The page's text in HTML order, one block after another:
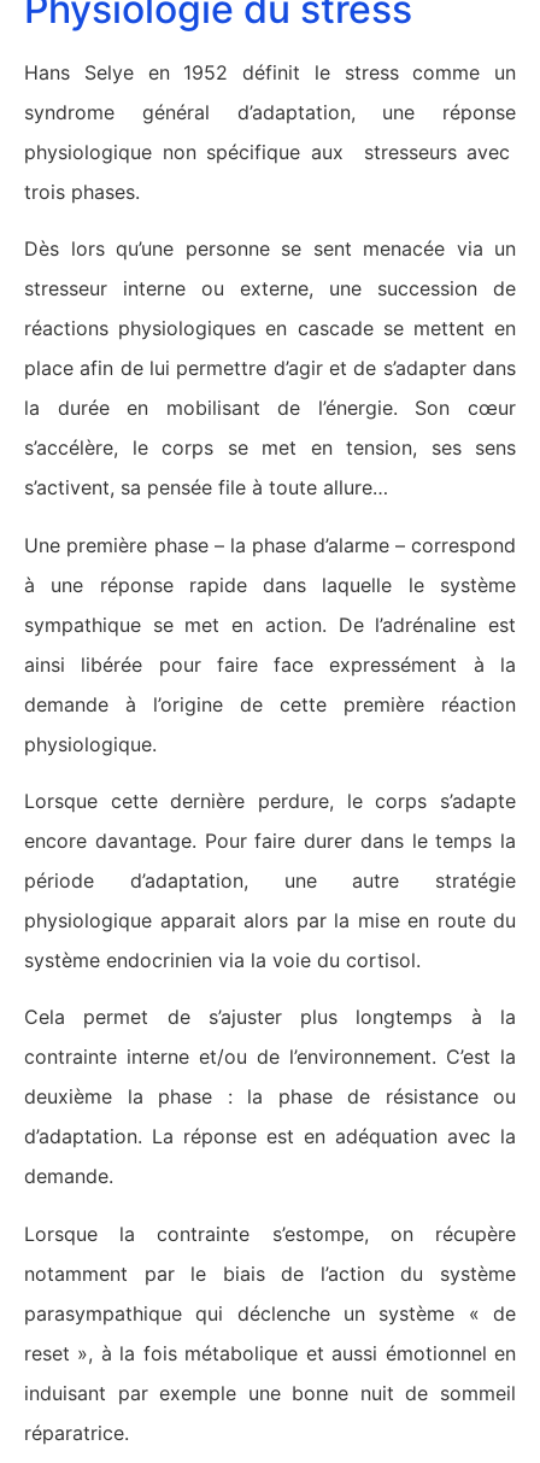
Hans Selye en 1952 définit le stress comme un
syndrome général d’adaptation, une réponse
physiologique non spécifique aux stresseurs avec
trois phases.
Dès lors qu’une personne se sent menacée via un
stresseur interne ou externe, une succession de
réactions physiologiques en cascade se mettent en
place afin de lui permettre d’agir et de s’adapter dans
la durée en mobilisant de l’énergie. Son cœur
s’accélère, le corps se met en tension, ses sens
s’activent, sa pensée file à toute allure…
Une première phase – la phase d’alarme – correspond
à une réponse rapide dans laquelle le système
sympathique se met en action. De l’adrénaline est
ainsi libérée pour faire face expressément à la
demande à l’origine de cette première réaction
physiologique.
Lorsque cette dernière perdure, le corps s’adapte
encore davantage. Pour faire durer dans le temps la
période d’adaptation, une autre stratégie
physiologique apparait alors par la mise en route du
système endocrinien via la voie du cortisol.
Cela permet de s’ajuster plus longtemps à la
contrainte interne et/ou de l’environnement. C’est la
deuxième la phase : la phase de résistance ou
d’adaptation. La réponse est en adéquation avec la
demande.
Lorsque la contrainte s’estompe, on récupère
notamment par le biais de l’action du système
parasympathique qui déclenche un système « de
reset », à la fois métabolique et aussi émotionnel en
induisant par exemple une bonne nuit de sommeil
réparatrice.